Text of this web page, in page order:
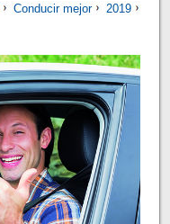
Conducir mejor
2019